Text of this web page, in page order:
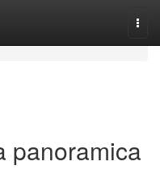
panoramica